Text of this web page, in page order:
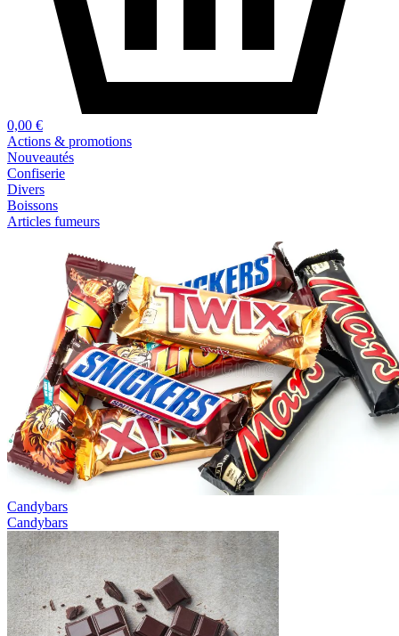
0,00 €
Actions & promotions
Nouveautés
Confiserie
Divers
Boissons
Articles fumeurs
Candybars
Candybars